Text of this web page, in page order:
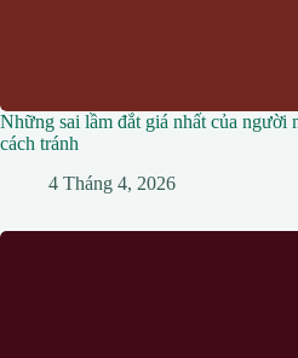
Những sai lầm đắt giá nhất của người
cách tránh
4 Tháng 4, 2026